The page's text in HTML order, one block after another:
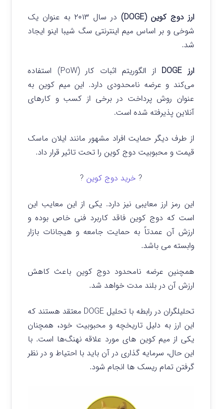
ارز دوج کوین (DOGE)
در سال ۲۰۱۳ به عنوان یک
شوخی و بر اساس میم اینترنتی سگ شیبا اینو ایجاد
شد.
ارز DOGE
از الگوریتم اثبات کار (PoW) استفاده
می‌کند و عرضه نامحدودی دارد. این میم کوین به
عنوان روش پرداخت در برخی از کسب‌ و کارهای
آنلاین پذیرفته شده است.
از طرف دیگر حمایت افراد مشهور مانند ایلان ماسک
قیمت و محبوبیت دوج کوین را تحت تاثیر قرار داد.
? خرید دوج کوین ?
این رمز ارز معایبی نیز دارد. یکی از این معایب این
است که دوج کوین فاقد کاربرد فنی خاص بوده و
ارزش آن عمدتاً به حمایت جامعه و هیجانات بازار
وابسته می باشد.
همچنین عرضه نامحدود دوج کوین باعث کاهش
ارزش آن در بلند مدت خواهد شد.
تحلیلگران در رابطه با تحلیل DOGE معتقد هستند که
این ارز به دلیل تاریخچه و محبوبیت خود، همچنان
یکی از میم کوین‌ های مورد علاقه نهنگ‌ها است. با
این حال، سرمایه‌ گذاری در آن باید با احتیاط و در نظر
گرفتن تمام ریسک‌ ها انجام شود.